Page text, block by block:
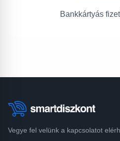
Bankkártyás
Vegye fel velünk a kapcsolatot